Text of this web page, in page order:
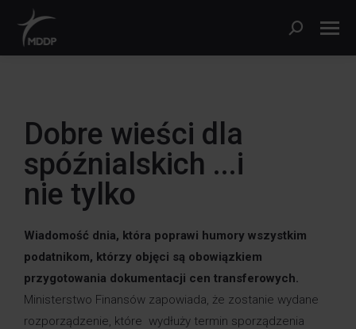
Dobre wieści dla
spóźnialskich ...i
nie tylko
Wiadomość dnia, która poprawi humory wszystkim
podatnikom, którzy objęci są obowiązkiem
przygotowania dokumentacji cen transferowych.
Ministerstwo Finansów zapowiada, że zostanie wydane
rozporządzenie, które wydłuży termin sporządzenia